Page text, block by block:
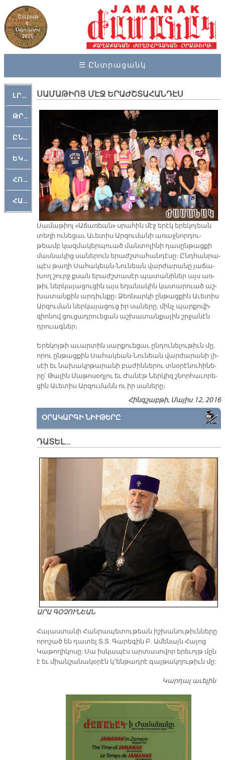
Շաբաթ
8,
Օգոստոս
2026
☰ Ընտրացանկ
ԼՐԱՀՈՍ
ԹՐՔԱՀԱՅ ԿԵԱՆՔ
ԸՆԿԵՐԱՄՇԱԿՈՒԹԱՅԻՆ
ԵԿԵՂԵՑԱԿԱՆ
ՀՈԳԵՄՏԱՒՈՐ
ՀԱՐԹԱԿ
ՍԱՄԱԹԻՈՅ ՄԷՋ ԵՐԱԺՇՏԱՀԱՆԴԷՍ
Սա­մա­թիոյ «Ա­ճա­ռեան» սրա­հին մէջ ե­րէկ ե­րե­կո­յեան
տե­ղի ու­նե­ցաւ Ա­ւե­տիս Ար­զու­մա­նի ա­ռաջ­նոր­դու­
թեամբ կազ­մա­կեր­պուած ման­տո­լի­նի դա­սըն­թաց­քի
մաս­նա­կից սա­նե­րուն ե­րաժշ­տա­հան­դէ­սը։ Ընդ­հան­րա­
պէս թա­ղի Սա­հա­կեան-Նու­նեան վար­ժա­րա­նը յա­ճա­
խող շուրջ քսան ե­րաժշ­տա­սէր պա­տա­նի­ներ այս առ­
թիւ ներ­կա­յա­ցու­ցին այս ե­ղա­նա­կին կա­տա­րուած աշ­
խա­տան­քին ար­դիւն­քը։ Ձեռ­նար­կի ըն­թաց­քին Ա­ւե­տիս
Ար­զու­ման ներ­կա­յա­ցուց իր սա­նե­րը, մինչ պար­քո­վի­
զիո­նով ցու­ցադ­րուե­ցան աշ­խա­տան­քա­յին շրջա­նէն
դրուագ­ներ։
Ե­րե­կոյ­թի ա­ւար­տին սար­քուե­ցաւ ըն­դու­նե­լու­թիւն մը,
ո­րու ըն­թաց­քին Սա­հա­կեան-Նու­նեան վար­ժա­րա­նի լի­
սէի եւ նա­խակր­թա­րա­նի բա­ժին­նե­րու տնօ­րէ­նու­հի­նե­
րը՝ Թա­լին Մա­թո­սօղ­լու եւ Ժա­նէթ Ներ­կիզ շնոր­հա­ւո­րե­
ցին Ա­ւե­տիս Ար­զու­մանն ու իր սա­նե­րը։
Հինգշաբթի, Մայիս 12, 2016
ՕՐԱԿԱՐԳԻ ՆԻՒԹԵՐԸ
ԴԱՏԵԼ…
ԱՐԱ ԳՕՉՈՒՆԵԱՆ
​Հայաստանի Հանրապետութեան իշխանութիւնները
որոշած են դատել Տ.Տ. Գարեգին Բ. Ամենայն Հայոց
Կաթողիկոսը: Սա իսկապէս արտասովոր երեւոյթ մըն
է եւ միանշանակօրէն կ՚ենթադրէ գայթակղութիւն մը:
Կարդալ աւելին